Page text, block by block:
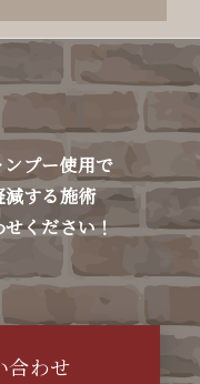
プー使用で
する施術
ください！
合わせ